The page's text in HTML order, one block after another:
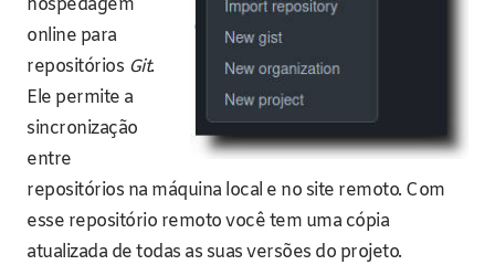
hospedagem
online para
repositórios Git.
Ele permite a
sincronização
entre
repositórios na máquina local e no site remoto. Com
esse repositório remoto você tem uma cópia
atualizada de todas as suas versões do projeto.